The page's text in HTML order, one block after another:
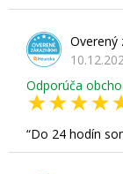
Overený
Odporúča
Do 24 hodín